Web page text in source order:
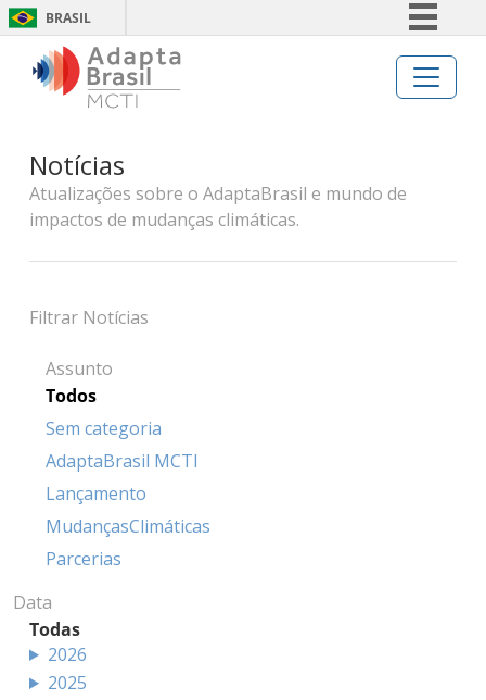
BRASIL
Legislação
Notícias
Atualizações sobre o AdaptaBrasil e mundo de
impactos de mudanças climáticas.
Filtrar Notícias
Assunto
Todos
Sem categoria
AdaptaBrasil MCTI
Lançamento
MudançasClimáticas
Parcerias
Data
Todas
2026
2025